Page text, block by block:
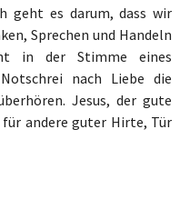
geht es darum, dass wir
Sprechen und Handeln
in der Stimme eines
nach Liebe die
Jesus, der gute
andere guter Hirte, Tür